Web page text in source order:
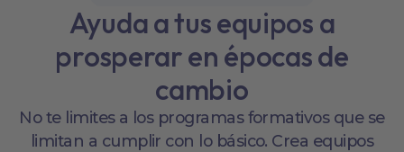
Ayuda a tus equipos a
prosperar en épocas de
cambio
No te limites a los programas formativos que se
limitan a cumplir con lo básico. Crea equipos